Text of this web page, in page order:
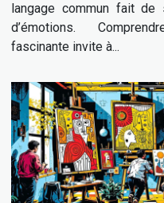
langage commun fait
d’émotions.
fascinante invite à...